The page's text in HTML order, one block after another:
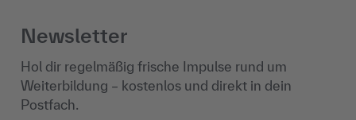
Newsletter
Hol dir regelmäßig frische Impulse rund um
Weiterbildung – kostenlos und direkt in dein
Postfach.